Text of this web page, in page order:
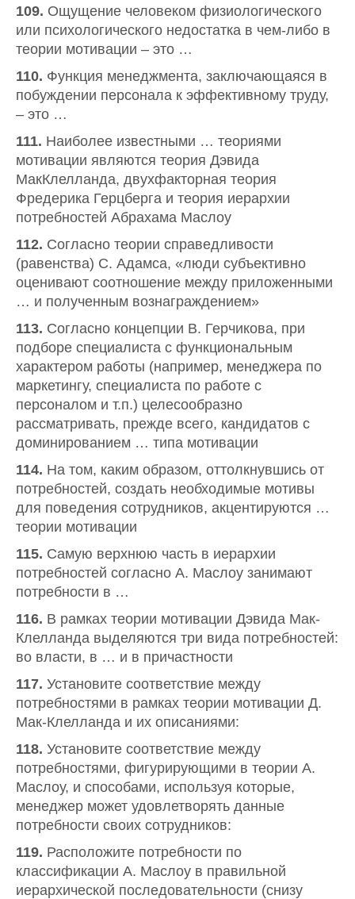
109. Ощущение человеком физиологического
или психологического недостатка в чем-либо в
теории мотивации – это …
110. Функция менеджмента, заключающаяся в
побуждении персонала к эффективному труду,
– это …
111. Наиболее известными … теориями
мотивации являются теория Дэвида
МакКлелланда, двухфакторная теория
Фредерика Герцберга и теория иерархии
потребностей Абрахама Маслоу
112. Согласно теории справедливости
(равенства) С. Адамса, «люди субъективно
оценивают соотношение между приложенными
… и полученным вознаграждением»
113. Согласно концепции В. Герчикова, при
подборе специалиста с функциональным
характером работы (например, менеджера по
маркетингу, специалиста по работе с
персоналом и т.п.) целесообразно
рассматривать, прежде всего, кандидатов с
доминированием … типа мотивации
114. На том, каким образом, оттолкнувшись от
потребностей, создать необходимые мотивы
для поведения сотрудников, акцентируются …
теории мотивации
115. Самую верхнюю часть в иерархии
потребностей согласно А. Маслоу занимают
потребности в …
116. В рамках теории мотивации Дэвида Мак-
Клелланда выделяются три вида потребностей:
во власти, в … и в причастности
117. Установите соответствие между
потребностями в рамках теории мотивации Д.
Мак-Клелланда и их описаниями:
118. Установите соответствие между
потребностями, фигурирующими в теории А.
Маслоу, и способами, используя которые,
менеджер может удовлетворять данные
потребности своих сотрудников:
119. Расположите потребности по
классификации А. Маслоу в правильной
иерархической последовательности (снизу